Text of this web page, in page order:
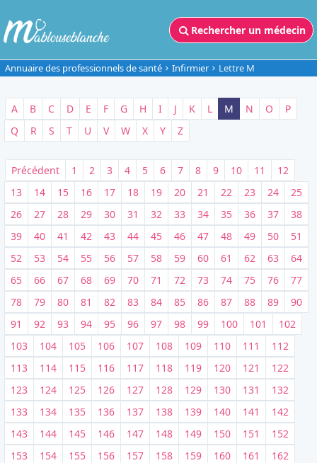
Rechercher un médecin
Annuaire des professionnels de santé Infirmier Lettre M
A B C D E F G H I J K L M N O
P
Q
R S T U V W X Y Z
Précédent 1 2 3 4 5 6 7 8 9 10 11
12
13
14 15 16 17 18 19 20 21 22 23 24
25
26
27 28 29 30 31 32 33 34 35 36 37
38
39
40 41 42 43 44 45 46 47 48 49 50
51
52
53 54 55 56 57 58 59 60 61 62 63
64
65
66 67 68 69 70 71 72 73 74 75 76
77
78
79 80 81 82 83 84 85 86 87 88 89
90
91
92 93 94 95 96 97 98 99 100 101
102
103
104 105 106 107 108 109 110 111
112
113
114 115 116 117 118 119 120 121
122
123
124 125 126 127 128 129 130 131
132
133
134 135 136 137 138 139 140 141
142
143
144 145 146 147 148 149 150 151
152
153
154 155 156 157 158 159 160 161
162